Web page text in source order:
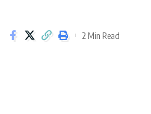
2 Min Read